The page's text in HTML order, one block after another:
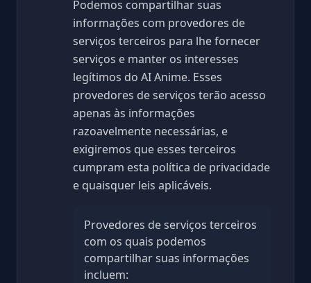
Podemos compartilhar suas
informações com provedores de
serviços terceiros para lhe fornecer
serviços e manter os interesses
legítimos do AI Anime. Esses
provedores de serviços terão acesso
apenas às informações
razoavelmente necessárias, e
exigiremos que esses terceiros
cumpram esta política de privacidade
e quaisquer leis aplicáveis.
Provedores de serviços terceiros
com os quais podemos
compartilhar suas informações
incluem: